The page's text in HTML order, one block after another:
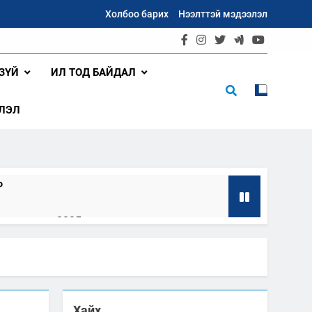
Холбоо барих Нээлттэй мэдээлэл
ИЛ ТОД БАЙДАЛ
хоног-2025
жилийн төлөвлөгөө